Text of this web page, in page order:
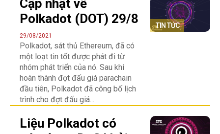
TIN TỨC
Cập nhật về
Polkadot (DOT) 29/8
29/08/2021
Polkadot, sát thủ Ethereum, đã có
một loạt tin tốt được phát đi từ
nhóm phát triển của nó. Sau khi
hoàn thành đợt đấu giá parachain
đầu tiên, Polkadot đã công bố lịch
trình cho đợt đấu giá...
Liệu Polkadot có